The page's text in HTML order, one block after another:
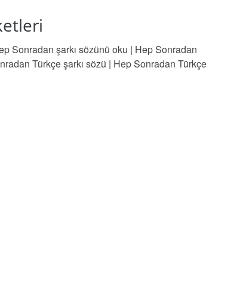
Sonradan şarkı sözünü oku | Hep Sonradan
Türkçe şarkı sözü | Hep Sonradan Türkçe